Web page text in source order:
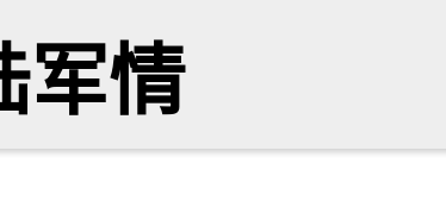
军情